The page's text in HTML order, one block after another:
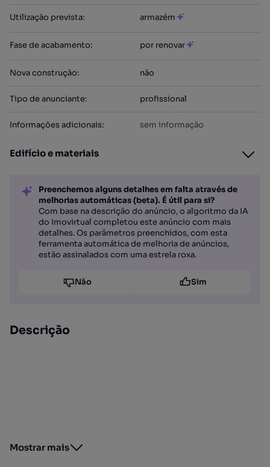
Utilização prevista: armazém
Fase de acabamento: por renovar
Nova construção: não
Tipo de anunciante: profissional
Informações adicionais: sem informação
Edifício e materiais
Preenchemos alguns detalhes em falta através de
melhorias automáticas (beta). É útil para si?
Com base na descrição do anúncio, o algoritmo da IA
do Imovirtual completou este anúncio com mais
detalhes. Os parâmetros preenchidos, com esta
ferramenta automática de melhoria de anúncios,
estão assinalados com uma estrela roxa.
Não Sim
Descrição
Mostrar mais